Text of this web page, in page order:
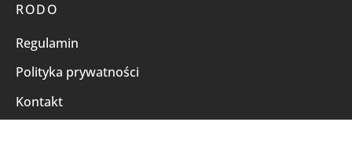
RODO
Regulamin
Polityka prywatności
Kontakt